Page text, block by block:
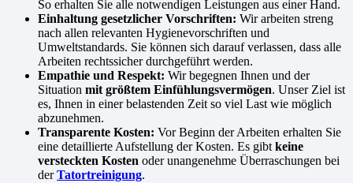
So erhalten Sie alle notwendigen Leistungen aus einer Hand.
Einhaltung gesetzlicher Vorschriften: Wir arbeiten streng
nach allen relevanten Hygienevorschriften und
Umweltstandards. Sie können sich darauf verlassen, dass alle
Arbeiten rechtssicher durchgeführt werden.
Empathie und Respekt: Wir begegnen Ihnen und der
Situation mit größtem Einfühlungsvermögen. Unser Ziel ist
es, Ihnen in einer belastenden Zeit so viel Last wie möglich
abzunehmen.
Transparente Kosten: Vor Beginn der Arbeiten erhalten Sie
eine detaillierte Aufstellung der Kosten. Es gibt keine
versteckten Kosten oder unangenehme Überraschungen bei
derTatortreinigung.